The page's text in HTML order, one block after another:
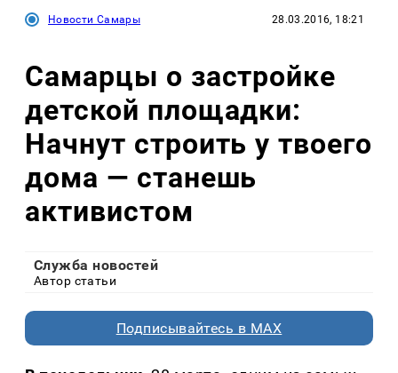
Новости Самары 28.03.2016, 18:21
Самарцы о застройке
детской площадки:
Начнут строить у твоего
дома — станешь
активистом
Служба новостей
Автор статьи
Подписывайтесь в MAX